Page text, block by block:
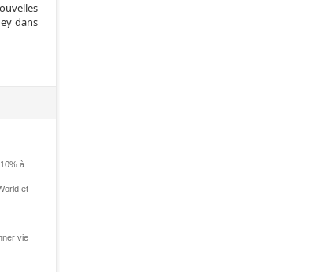
dans
à
et
vie